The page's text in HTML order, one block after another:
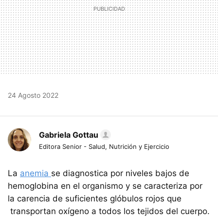
24 Agosto 2022
Gabriela Gottau
Editora Senior - Salud, Nutrición y Ejercicio
La anemia se diagnostica por niveles bajos de
hemoglobina en el organismo y se caracteriza por
la carencia de suficientes glóbulos rojos que
transportan oxígeno a todos los tejidos del cuerpo.